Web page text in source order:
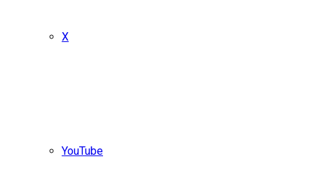
X
YouTube